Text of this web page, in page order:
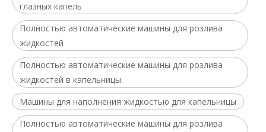
глазных капель
Полностью автоматические машины для розлива
жидкостей
Полностью автоматические машины для розлива
жидкостей в капельницы
Машины для наполнения жидкостью для капельницы
Полностью автоматические машины для розлива